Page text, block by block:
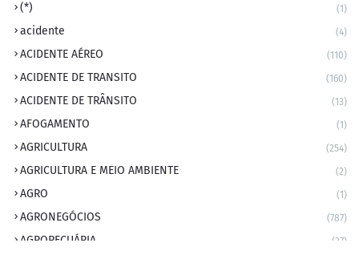
(*) (1)
acidente (4)
ACIDENTE AÉREO (110)
ACIDENTE DE TRANSITO (160)
ACIDENTE DE TRÂNSITO (13)
AFOGAMENTO (1)
AGRICULTURA (254)
AGRICULTURA E MEIO AMBIENTE (2)
AGRO (1)
AGRONEGÓCIOS (787)
AGROPECUÁRIA (37)